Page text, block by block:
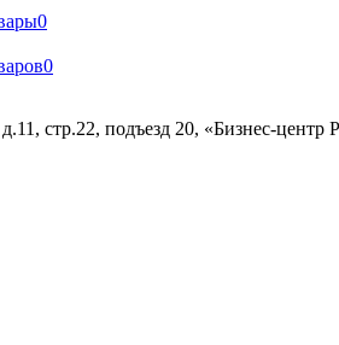
0
0
стр.22, подъезд 20, «Бизнес-центр